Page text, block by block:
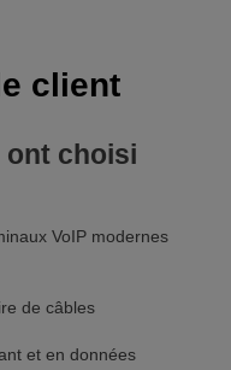
client
ont choisi
VoIP modernes
de câbles
et en données